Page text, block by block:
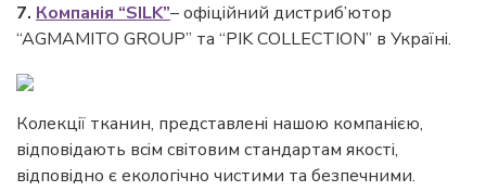
7. Компанія “SILK”– офіційний дистриб’ютор
“AGMAMITO GROUP” та “PIK COLLECTION” в Україні.
Колекції тканин, представлені нашою компанією,
відповідають всім світовим стандартам якості,
відповідно є екологічно чистими та безпечними.